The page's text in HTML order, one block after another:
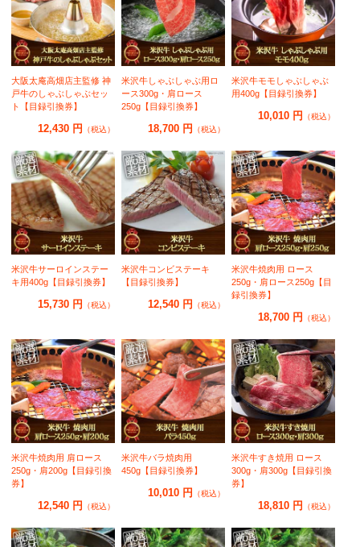
大阪太庵高畑店主監修 神
戸牛のしゃぶしゃぶセッ
ト【目録引換券】
12,430 円 （税込）
米沢牛しゃぶしゃぶ用ロ
ース300g・肩ロース
250g【目録引換券】
18,700 円 （税込）
米沢牛モモしゃぶしゃぶ
用400g【目録引換券】
10,010 円 （税込）
米沢牛サーロインステー
キ用400g【目録引換券】
15,730 円 （税込）
米沢牛コンビステーキ
【目録引換券】
12,540 円 （税込）
米沢牛焼肉用 ロース
250g・肩ロース250g【目
録引換券】
18,700 円 （税込）
米沢牛焼肉用 肩ロース
250g・肩200g【目録引換
券】
12,540 円 （税込）
米沢牛バラ焼肉用
450g【目録引換券】
10,010 円 （税込）
米沢牛すき焼用 ロース
300g・肩300g【目録引換
券】
18,810 円 （税込）